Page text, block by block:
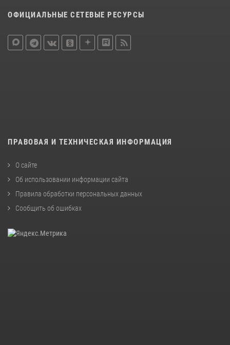
ОФИЦИАЛЬНЫЕ СЕТЕВЫЕ РЕСУРСЫ
ПРАВОВАЯ И ТЕХНИЧЕСКАЯ ИНФОРМАЦИЯ
О сайте
Об использовании информации сайта
Правила обработки персональных данных
Сообщить об ошибках